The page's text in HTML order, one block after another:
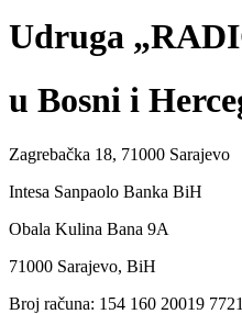
Udruga
u Bosni i
Zagrebačka 18, 71000 Sarajevo
Intesa Sanpaolo Banka BiH
Obala Kulina Bana 9A
71000 Sarajevo, BiH
Broj računa: 154 160 20019